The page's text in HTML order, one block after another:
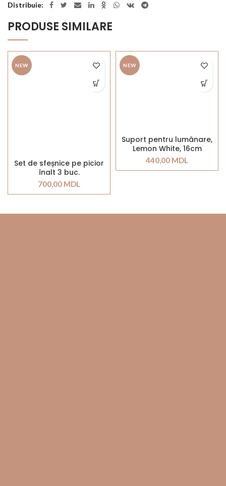
Distribuie
PRODUSE SIMILARE
NEW
Set de sfeșnice pe picior
înalt 3 buc.
700,00 MDL
NEW
Suport pentru lumânare,
Lemon White, 16cm
440,00 MDL